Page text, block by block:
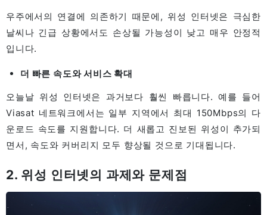
우주에서의 연결에 의존하기 때문에, 위성 인터넷은 극심한
날씨나 긴급 상황에서도 손상될 가능성이 낮고 매우 안정적
입니다.
더 빠른 속도와 서비스 확대
오늘날 위성 인터넷은 과거보다 훨씬 빠릅니다. 예를 들어
Viasat 네트워크에서는 일부 지역에서 최대 150Mbps의 다
운로드 속도를 지원합니다. 더 새롭고 진보된 위성이 추가되
면서, 속도와 커버리지 모두 향상될 것으로 기대됩니다.
2. 위성 인터넷의 과제와 문제점